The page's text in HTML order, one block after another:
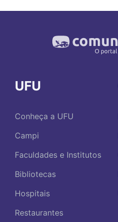
UFU
Conheça a UFU
Campi
Faculdades e Institutos
Bibliotecas
Hospitais
Restaurantes